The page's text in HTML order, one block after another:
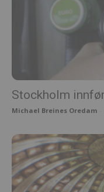
Stockholm
Michael Breines Oredam